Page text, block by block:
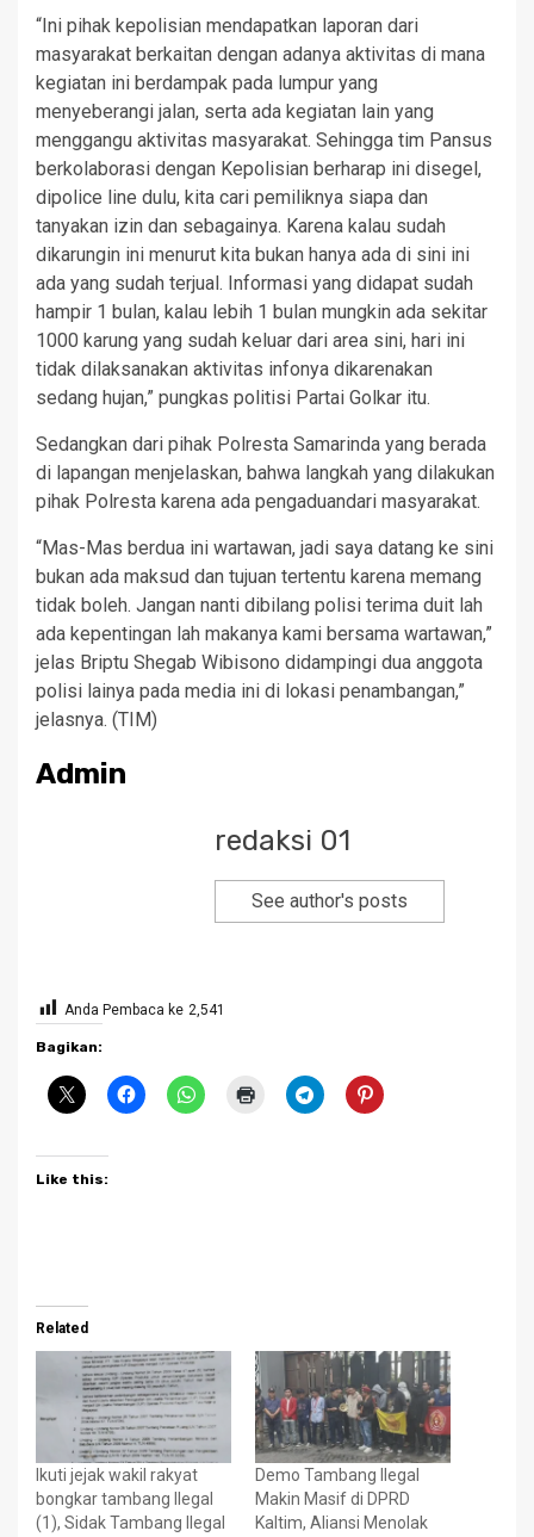
“Ini pihak kepolisian mendapatkan laporan dari
masyarakat berkaitan dengan adanya aktivitas di mana
kegiatan ini berdampak pada lumpur yang
menyeberangi jalan, serta ada kegiatan lain yang
menggangu aktivitas masyarakat. Sehingga tim Pansus
berkolaborasi dengan Kepolisian berharap ini disegel,
dipolice line dulu, kita cari pemiliknya siapa dan
tanyakan izin dan sebagainya. Karena kalau sudah
dikarungin ini menurut kita bukan hanya ada di sini ini
ada yang sudah terjual. Informasi yang didapat sudah
hampir 1 bulan, kalau lebih 1 bulan mungkin ada sekitar
1000 karung yang sudah keluar dari area sini, hari ini
tidak dilaksanakan aktivitas infonya dikarenakan
sedang hujan,” pungkas politisi Partai Golkar itu.
Sedangkan dari pihak Polresta Samarinda yang berada
di lapangan menjelaskan, bahwa langkah yang dilakukan
pihak Polresta karena ada pengaduandari masyarakat.
“Mas-Mas berdua ini wartawan, jadi saya datang ke sini
bukan ada maksud dan tujuan tertentu karena memang
tidak boleh. Jangan nanti dibilang polisi terima duit lah
ada kepentingan lah makanya kami bersama wartawan,”
jelas Briptu Shegab Wibisono didampingi dua anggota
polisi lainya pada media ini di lokasi penambangan,”
jelasnya. (TIM)
Admin
redaksi 01
See author's posts
Anda Pembaca ke 2,541
Bagikan:
Like this:
Related
Ikuti jejak wakil rakyat
bongkar tambang Ilegal
(1), Sidak Tambang Ilegal
Demo Tambang Ilegal
Makin Masif di DPRD
Kaltim, Aliansi Menolak